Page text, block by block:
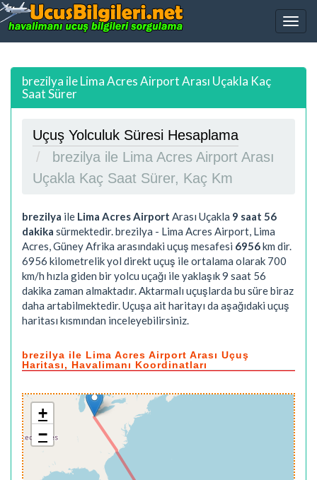
brezilya ile Lima Acres Airport Arası Uçakla Kaç
Saat Sürer
Uçuş Yolculuk Süresi Hesaplama
brezilya ile Lima Acres Airport Arası
Uçakla Kaç Saat Sürer, Kaç Km
brezilya ile Lima Acres Airport Arası Uçakla 9 saat 56
dakika sürmektedir. brezilya - Lima Acres Airport, Lima
Acres, Güney Afrika arasındaki uçuş mesafesi 6956km dir.
6956 kilometrelik yol direkt uçuş ile ortalama olarak 700
km/h hızla giden bir yolcu uçağı ile yaklaşık9 saat 56
dakika zaman almaktadır. Aktarmalı uçuşlarda bu süre biraz
daha artabilmektedir. Uçuşa ait haritayı da aşağıdaki uçuş
haritası kısmından inceleyebilirsiniz.
brezilya ile Lima Acres Airport Arası Uçuş
Haritası, Havalimanı Koordinatları
+
−